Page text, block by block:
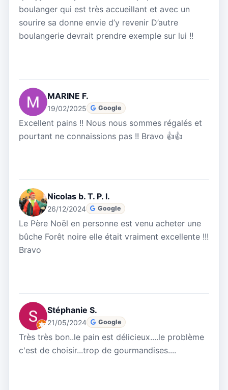
boulanger qui est très accueillant et avec un
sourire sa donne envie d’y revenir D’autre
boulangerie devrait prendre exemple sur lui !!
MARINE F.
19/02/2025 Google
Excellent pains !! Nous nous sommes régalés et
pourtant ne connaissions pas !! Bravo 👍👍
Nicolas b. T. P. l.
26/12/2024 Google
Le Père Noël en personne est venu acheter une
bûche Forêt noire elle était vraiment excellente !!!
Bravo
Stéphanie S.
21/05/2024 Google
Très très bon..le pain est délicieux....le problème
c'est de choisir...trop de gourmandises....